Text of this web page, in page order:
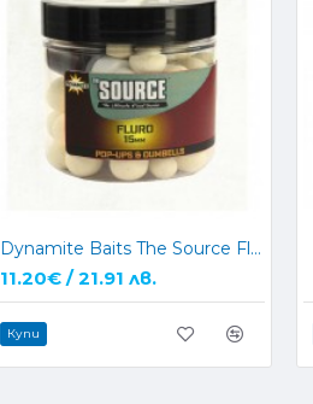
Dynamite Baits The Source Fluro White Pop Ups
11.20€ / 21.91 лв.
Купи